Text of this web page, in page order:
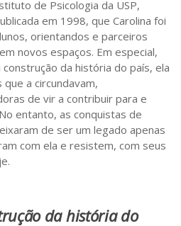
de Psicologia da USP,
em 1998, que Carolina foi
orientandos e parceiros
novos espaços. Em especial,
construção da história do país, ela
a circundavam,
de vir a contribuir para e
entanto, as conquistas de
de ser um legado apenas
com ela e resistem, com seus
da história do